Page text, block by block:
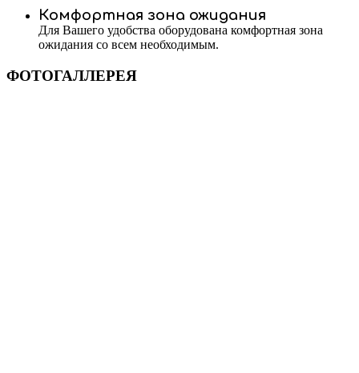
Комфортная зона ожидания
Для Вашего удобства оборудована комфортная зона
ожидания со всем необходимым.
ФОТОГАЛЛЕРЕЯ